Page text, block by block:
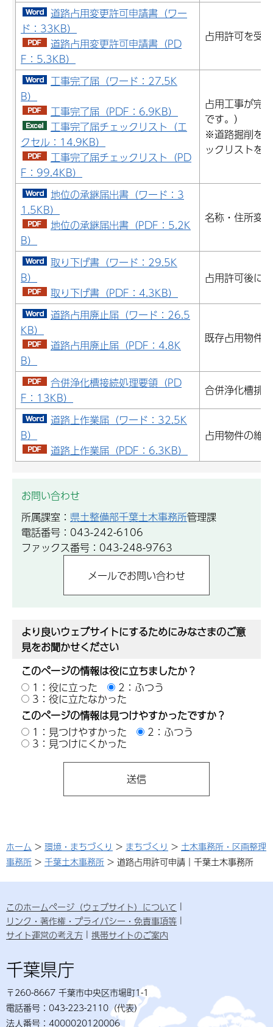
道路占用変更許可申請書（ワー
ド：33KB）
道路占用変更許可申請書（PD
F：5.3KB）
占用許可を受
工事完了届（ワード：27.5K
B）
工事完了届（PDF：6.9KB）
工事完了届チェックリスト（エ
クセル：14.9KB）
工事完了届チェックリスト（PD
F：99.4KB）
占用工事が完
です。）
※道路掘削を
ックリストを
地位の承継届出書（ワード：3
1.5KB）
地位の承継届出書（PDF：5.2K
B）
名称・住所変
取り下げ書（ワード：29.5K
B）
取り下げ書（PDF：4.3KB）
占用許可後に
道路占用廃止届（ワード：26.5
KB）
道路占用廃止届（PDF：4.8K
B）
既存占用物件
合併浄化槽接続処理要領（PD
F：13KB）
合併浄化槽排
道路上作業届（ワード：32.5K
B）
道路上作業届（PDF：6.3KB）
占用物件の維
お問い合わせ
所属課室： 県土整備部千葉土木事務所管理課
電話番号：043-242-6106
ファックス番号：043-248-9763
より良いウェブサイトにするためにみなさまのご意
見をお聞かせください
このページの情報は役に立ちましたか？
1：役に立った
2：ふつう
3：役に立たなかった
このページの情報は見つけやすかったですか？
1：見つけやすかった
2：ふつう
3：見つけにくかった
ホーム > 環境・まちづくり > まちづくり > 土木事務所・区画整理
事務所 > 千葉土木事務所 > 道路占用許可申請｜千葉土木事務所
このホームページ（ウェブサイト）について
リンク・著作権・プライバシー・免責事項等
サイト運営の考え方
携帯サイトのご案内
千葉県庁
〒260-8667 千葉市中央区市場町1-1
電話番号：043-223-2110（代表）
法人番号：4000020120006